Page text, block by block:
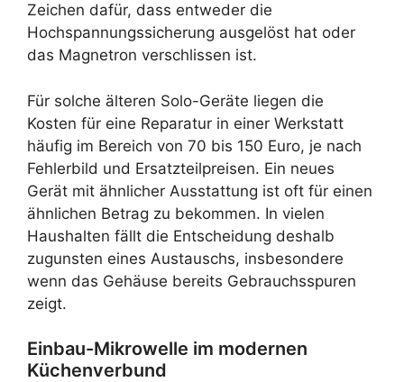
Zeichen dafür, dass entweder die
Hochspannungssicherung ausgelöst hat oder
das Magnetron verschlissen ist.
Für solche älteren Solo-Geräte liegen die
Kosten für eine Reparatur in einer Werkstatt
häufig im Bereich von 70 bis 150 Euro, je nach
Fehlerbild und Ersatzteilpreisen. Ein neues
Gerät mit ähnlicher Ausstattung ist oft für einen
ähnlichen Betrag zu bekommen. In vielen
Haushalten fällt die Entscheidung deshalb
zugunsten eines Austauschs, insbesondere
wenn das Gehäuse bereits Gebrauchsspuren
zeigt.
Einbau-Mikrowelle im modernen
Küchenverbund